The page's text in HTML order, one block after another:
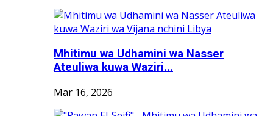
Mhitimu wa Udhamini wa Nasser
Ateuliwa kuwa Waziri...
Mar 16, 2026